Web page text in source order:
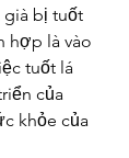
già bị tuốt
hợp là vào
tuốt lá
của
khỏe của